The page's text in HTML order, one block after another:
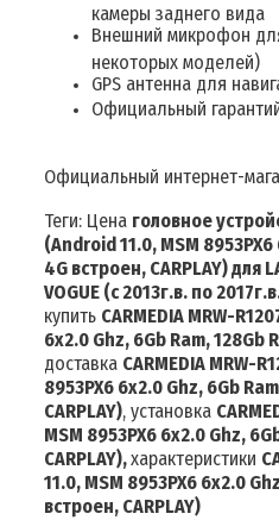
камеры заднего вида
Внешний микрофон
некоторых моделей)
GPS антенна для
Официальный г
Официальный интернет-
Теги: Цена головное
(Android 11.0, MSM
4G встроен, CARPLAY)для
VOGUE (с 2013г.в. по
купить CARMEDIA MRW-
6x2.0 Ghz, 6Gb Ram, 128Gb
доставка CARMEDIA MRW-
8953PX6 6x2.0 Ghz, 6Gb
CARPLAY), установка
MSM 8953PX6 6x2.0 Ghz,
CARPLAY),характеристики
11.0, MSM 8953PX6 6x2.0
встроен, CARPLAY)